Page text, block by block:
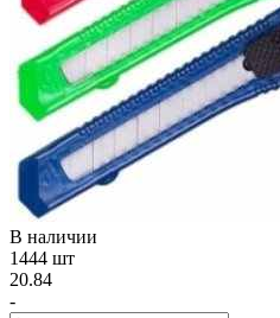
В наличии
1444 шт
20.84
-